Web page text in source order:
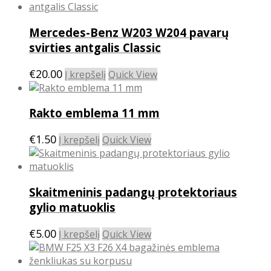
the
product
page
Mercedes-Benz W203 W204 pavarų
svirties antgalis Classic
€20.00 Į krepšelį Quick View
Rakto emblema 11 mm
€1.50 Į krepšelį Quick View
Skaitmeninis padangų protektoriaus
gylio matuoklis
€5.00 Į krepšelį Quick View